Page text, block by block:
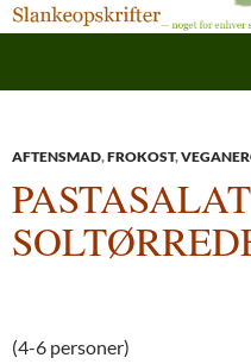
AFTENSMAD,FROKOST,
(4-6 personer)